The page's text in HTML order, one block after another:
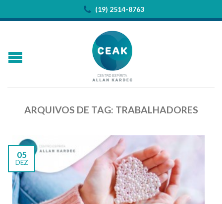
(19) 2514-8763
ARQUIVOS DE TAG: TRABALHADORES
05
DEZ